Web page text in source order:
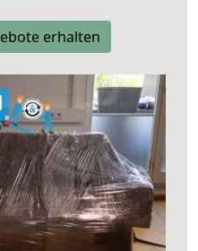
erhalten